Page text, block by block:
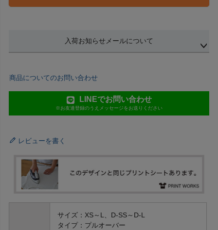
入荷お知らせメールについて
商品についてのお問い合わせ
LINEでお問い合わせ
※お友達登録のうえメッセージをお送りください
レビューを書く
サイズ：XS～L、D-SS～D-L
タイプ：プルオーバー